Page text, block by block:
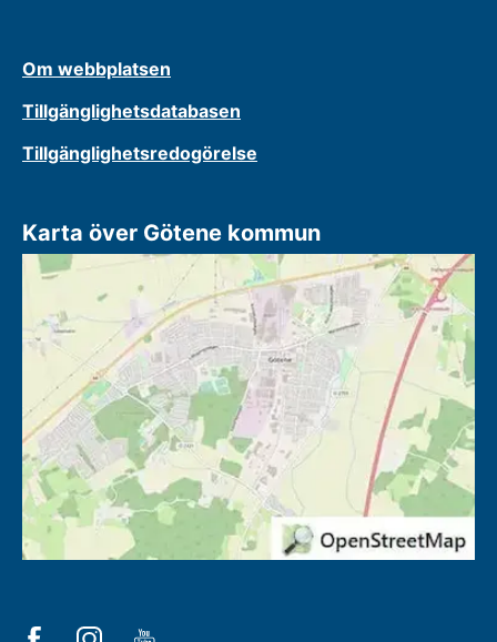
Om webbplatsen
Tillgänglighetsdatabasen
Tillgänglighetsredogörelse
Karta över Götene kommun